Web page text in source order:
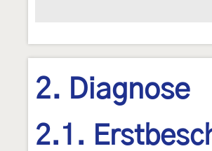
2. Diagnose
2.1.